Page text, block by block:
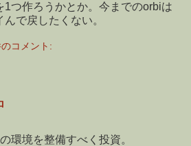
つ作ろうかとか。今までのorbiは
で戻したくない。
コメント:
環境を整備すべく投資。